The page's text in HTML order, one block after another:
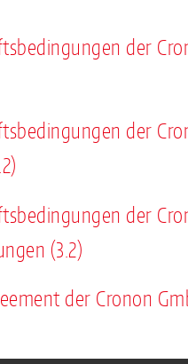
der
der
der
(3.2)
der Cronon